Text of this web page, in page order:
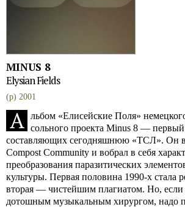
MINUS 8
Elysian Fields
(p) 2001
А
льбом «Елисейские Поля»
сольного проекта Minus 8 — первый
составляющих сегодняшнюю «ТСЛ». Он
Compost Community и вобрал в себя
преобразования паразитических
культуры. Первая половина 1990-х стала
вторая — чистейшим плагиатом. Но, если
дотошным музыкальным хирургом, надо